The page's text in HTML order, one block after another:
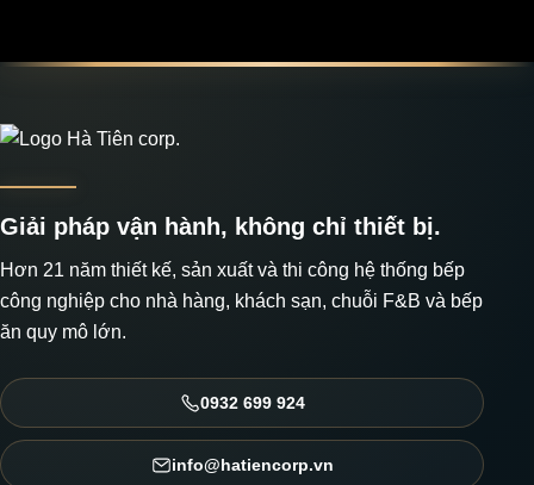
Giải pháp vận hành, không chỉ thiết bị.
Hơn 21 năm thiết kế, sản xuất và thi công hệ thống bếp
công nghiệp cho nhà hàng, khách sạn, chuỗi F&B và bếp
ăn quy mô lớn.
0932 699 924
info@hatiencorp.vn